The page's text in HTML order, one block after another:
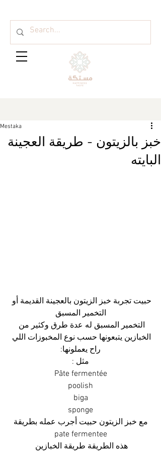
خبز بالزيتون - طريقة العجينة
البايته
Mestaka
حبيت تجربة خبز الزيتون بالعجينة القديمة أو
التخمير المسبق
التخمير المسبق له عدة طرق وكثير من
الخبازين يتبعونها حسب نوع المخبوزات اللي
راح يعملونها:
مثل :
Pâte fermentée
poolish
biga
sponge
مع خبز الزيتون حبيت أجرب عمله بطريقة
pate fermentee
هذه الطريقة طريقة الخبازين